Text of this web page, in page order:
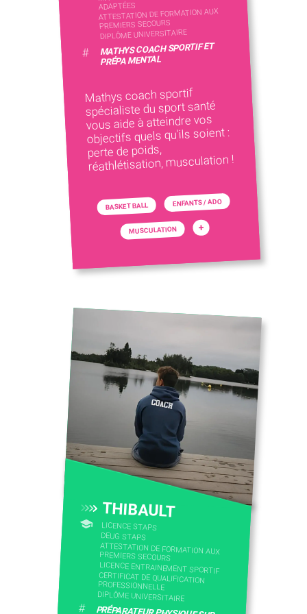
ADAPTÉES
ATTESTATION DE FORMATION AUX
PREMIERS SECOURS
DIPLÔME UNIVERSITAIRE
# MATHYS COACH SPORTIF ET
PRÉPA MENTAL
Mathys coach sportif
spécialiste du sport santé
vous aide à atteindre vos
objectifs quels qu'ils soient :
perte de poids,
réathlétisation, musculation !
BASKET BALL ENFANTS / ADO
MUSCULATION +
THIBAULT
LICENCE STAPS
DEUG STAPS
ATTESTATION DE FORMATION AUX
PREMIERS SECOURS
LICENCE ENTRAINEMENT SPORTIF
CERTIFICAT DE QUALIFICATION
PROFESSIONNELLE
DIPLÔME UNIVERSITAIRE
#